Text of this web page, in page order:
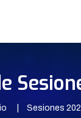
Sesiones